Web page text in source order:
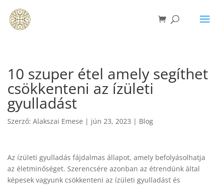
10 szuper étel amely segíthet
csökkenteni az ízületi
gyulladást
Szerző: Alakszai Emese | jún 23, 2023 | Blog
Az ízületi gyulladás fájdalmas állapot, amely befolyásolhatja
az életminőséget. Szerencsére azonban az étrendünk által
képesek vagyunk csökkenteni az ízületi gyulladást és